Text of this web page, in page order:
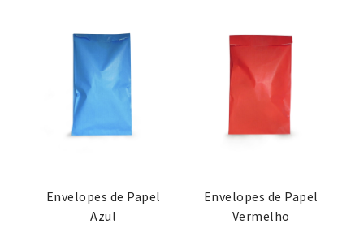
Envelopes de Papel
Azul
Envelopes de Papel
Vermelho